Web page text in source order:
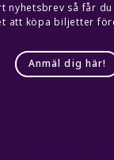
nyhetsbrev så får
att köpa biljetter
Anmäl dig här!